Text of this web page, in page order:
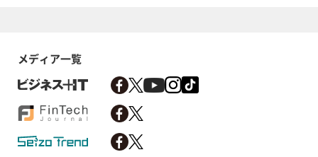
メディア一覧